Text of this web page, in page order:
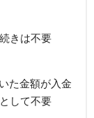
きは不要
た金額が入金
して不要